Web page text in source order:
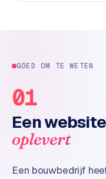
G
o
l
e
GOED OM TE WETEN
01
Een
oplevert
Een bouwbedrijf